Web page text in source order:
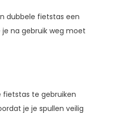
dubbele fietstas een
na gebruik weg moet
fietstas te gebruiken
je je spullen veilig